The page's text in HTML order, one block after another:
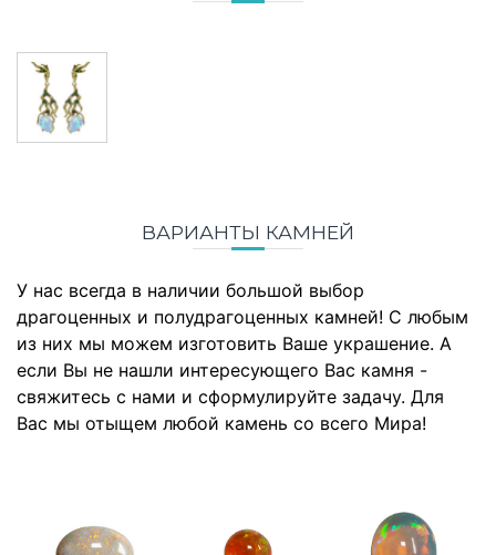
ВАРИАНТЫ КАМНЕЙ
У нас всегда в наличии большой выбор
драгоценных и полудрагоценных камней! С любым
из них мы можем изготовить Ваше украшение. А
если Вы не нашли интересующего Вас камня -
свяжитесь с нами и сформулируйте задачу. Для
Вас мы отыщем любой камень со всего Мира!